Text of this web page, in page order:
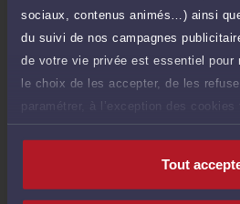
sociaux, contenus animés…) ainsi
du suivi de nos campagnes
de votre vie privée est essentiel pour
le choix de les accepter, de les
paramétrer, à l’exception des
nécessaires au fonctionnement du
Tout
Consultation écrite
Etude de votre dossier +
d'ajout d'une pièce jointe